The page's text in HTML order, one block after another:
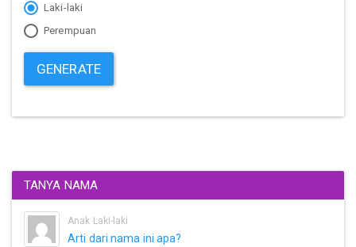
Laki-laki
Perempuan
GENERATE
TANYA NAMA
Anak Laki-laki
Arti dari nama ini apa?